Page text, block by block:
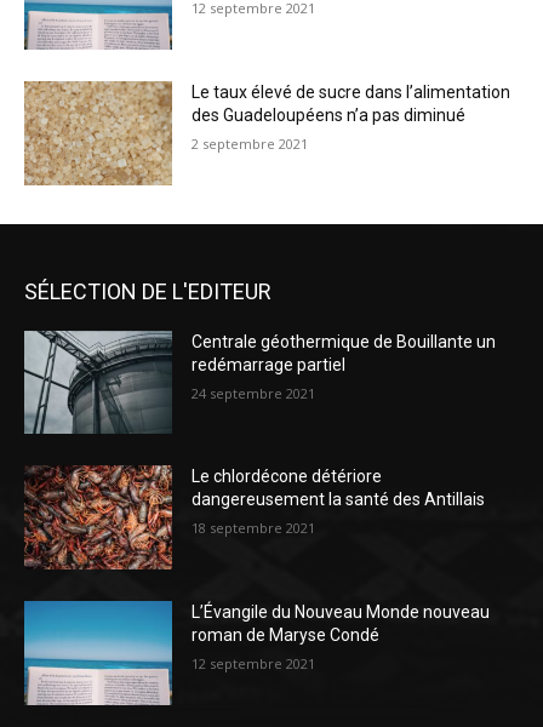
12 septembre 2021
Le taux élevé de sucre dans l’alimentation
des Guadeloupéens n’a pas diminué
2 septembre 2021
SÉLECTION DE L'EDITEUR
Centrale géothermique de Bouillante un
redémarrage partiel
24 septembre 2021
Le chlordécone détériore
dangereusement la santé des Antillais
18 septembre 2021
L’Évangile du Nouveau Monde nouveau
roman de Maryse Condé
12 septembre 2021